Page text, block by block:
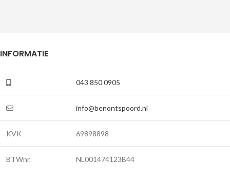
INFORMATIE
043 850 0905
info@benontspoord.nl
KVK 69898898
BTWnr. NL001474123B44